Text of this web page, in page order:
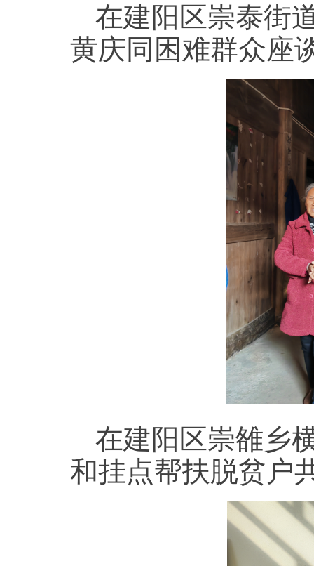
在建阳区崇泰街
黄庆同困难群众座
在建阳区崇雒乡
和挂点帮扶脱贫户